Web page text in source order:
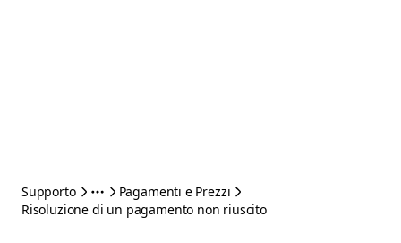
Supporto
Pagamenti e Prezzi
Risoluzione di un pagamento non riuscito